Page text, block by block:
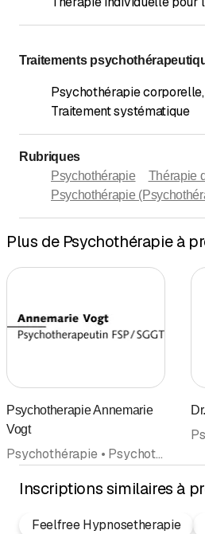
Traitements
Psychothérapie corporelle,
Traitement systématique
Rubriques
Psychothérapie
Thérapie
Psychothérapie
Plus de Psychothérapie à
Psychotherapie Annemarie
Vogt
Psychothérapie • Psychothérapie (Général) • Conseil psychologique • Thérapie de couple et de famille • Psychothérapie (Psychothérapeutes psychologues)
Inscriptions similaires à
Feelfree Hypnosetherapie